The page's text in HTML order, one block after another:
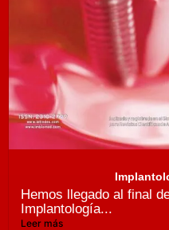
Hemos llegado al final
Implantología...
Leer más